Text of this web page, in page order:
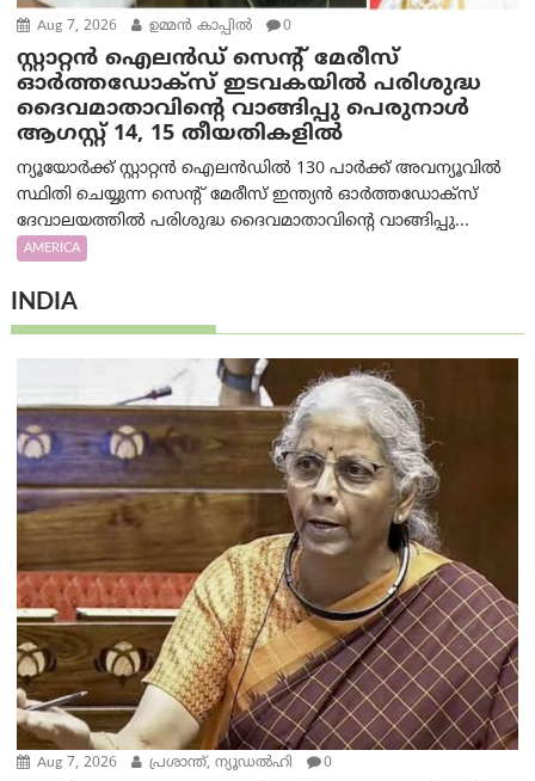
Aug 7, 2026 ഉമ്മന്‍ കാപ്പില്‍ 0
സ്റ്റാറ്റൻ ഐലൻഡ് സെന്റ് മേരീസ്
ഓർത്തഡോക്സ് ഇടവകയിൽ പരിശുദ്ധ
ദൈവമാതാവിന്റെ വാങ്ങിപ്പു പെരുനാൾ
ആഗസ്റ്റ് 14, 15 തീയതികളിൽ
ന്യൂയോർക്ക് സ്റ്റാറ്റൻ ഐലൻഡിൽ 130 പാർക്ക് അവന്യൂവിൽ
സ്ഥിതി ചെയ്യുന്ന സെന്റ് മേരീസ് ഇന്ത്യൻ ഓർത്തഡോക്സ്
ദേവാലയത്തിൽ പരിശുദ്ധ ദൈവമാതാവിന്റെ വാങ്ങിപ്പു...
AMERICA
INDIA
Aug 7, 2026 പ്രശാന്ത്, ന്യൂഡല്‍ഹി 0